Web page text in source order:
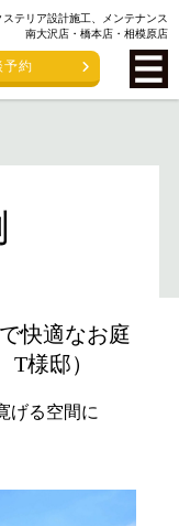
予約
ステリア設計施工、メンテナンス
南大沢店・橋本店・相模原店
快適なお庭
様邸）
げる空間に